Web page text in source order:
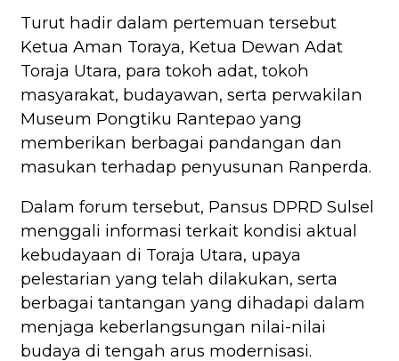
Turut hadir dalam pertemuan tersebut
Ketua Aman Toraya, Ketua Dewan Adat
Toraja Utara, para tokoh adat, tokoh
masyarakat, budayawan, serta perwakilan
Museum Pongtiku Rantepao yang
memberikan berbagai pandangan dan
masukan terhadap penyusunan Ranperda.
Dalam forum tersebut, Pansus DPRD Sulsel
menggali informasi terkait kondisi aktual
kebudayaan di Toraja Utara, upaya
pelestarian yang telah dilakukan, serta
berbagai tantangan yang dihadapi dalam
menjaga keberlangsungan nilai-nilai
budaya di tengah arus modernisasi.